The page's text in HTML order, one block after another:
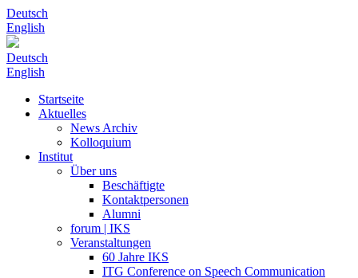
Deutsch
English
Deutsch
English
Startseite
Aktuelles
News Archiv
Kolloquium
Institut
Über uns
Beschäftigte
Kontaktpersonen
Alumni
forum | IKS
Veranstaltungen
60 Jahre IKS
ITG Conference on Speech Communication